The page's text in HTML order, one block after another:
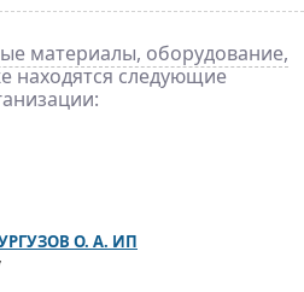
материалы, оборудование,
находятся следующие
О. А. ИП